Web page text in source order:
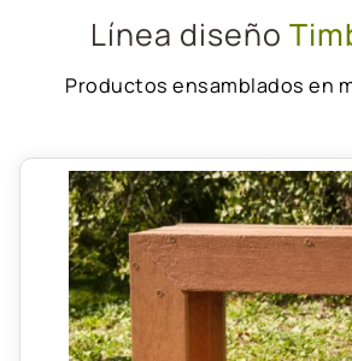
Línea diseño
Productos ensamblados en